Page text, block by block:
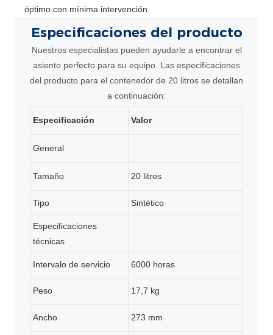
óptimo con mínima intervención.
Especificacionesdel producto
Nuestros especialistas pueden ayudarle a encontrar el
asiento perfecto para su equipo. Las especificaciones
del producto para el contenedor de 20 litros se detallan
a continuación:
Especificación Valor
General
Tamaño 20 litros
Tipo Sintético
Especificaciones
técnicas
Intervalo de servicio 6000 horas
Peso 17,7 kg
Ancho 273 mm